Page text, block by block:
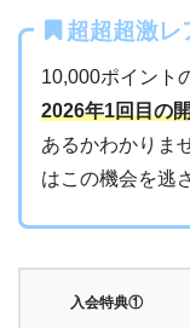
超超超激レ
10,000ポイント
2026年1回目の
あるかわかりま
はこの機会を逃
入会特典①